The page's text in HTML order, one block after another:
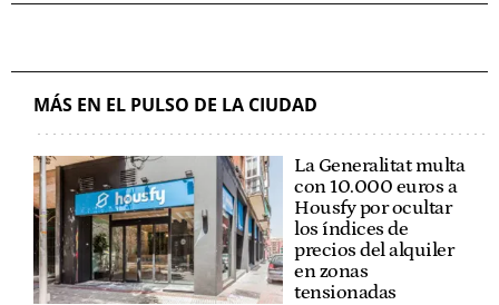
MÁS EN EL PULSO DE LA CIUDAD
La Generalitat multa
con 10.000 euros a
Housfy por ocultar
los índices de
precios del alquiler
en zonas
tensionadas